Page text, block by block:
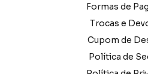
Formas de
Trocas e
Cupom de
Política de